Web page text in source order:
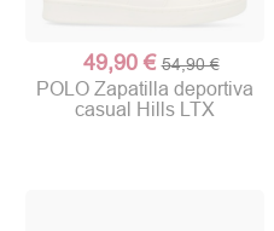
49,90 € 54,90 €
POLO Zapatilla deportiva
casual Hills LTX